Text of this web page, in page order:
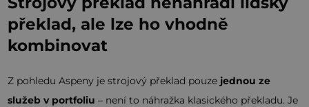
překlad, ale lze ho vhodně
kombinovat
Z pohledu Aspeny je strojový překlad pouze jednou ze
služeb v portfoliu – není to náhražka klasického překladu. Je